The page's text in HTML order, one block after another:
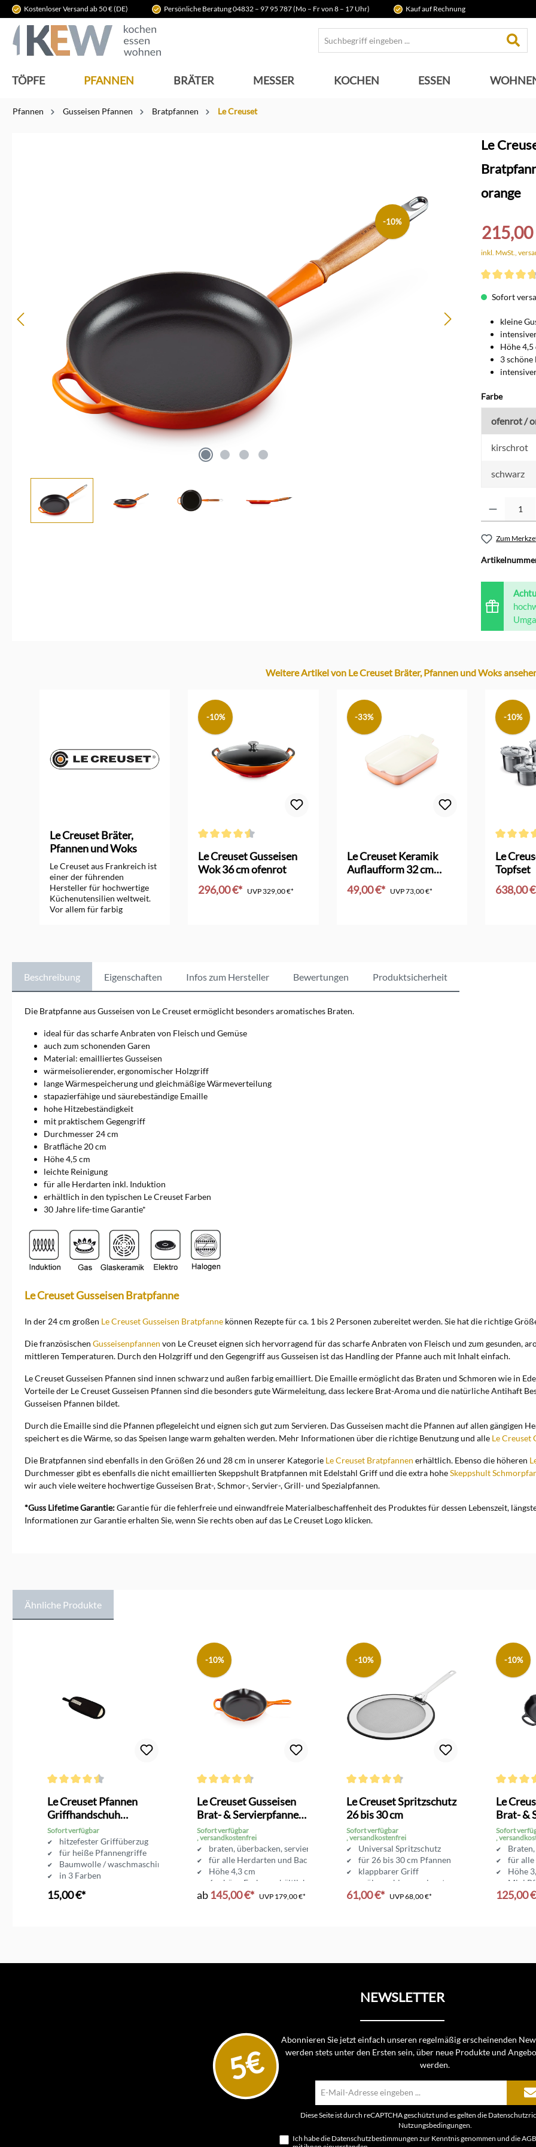
Zur Hauptnavigation springen
Kostenloser Versand ab 50 € (DE) Persönliche Beratung 04832 – 97 95 787 (Mo – Fr von 8 – 17 Uhr) Kauf auf Rechnung
TÖPFE PFANNEN BRÄTER MESSER KOCHEN ESSEN
Pfannen Gusseisen Pfannen Bratpfannen Le Creuset
-10%
Le
orange
inkl. MwSt.,
Sofort
kleine
Höhe 4,5
3
Farbe
ofenrot /
kirschrot
schwarz
Zum
Weitere Artikel von Le Creuset Bräter, Pfannen und Woks
Le Creuset Bräter,
Pfannen und Woks
Le Creuset aus Frankreich ist
einer der führenden
Hersteller für hochwertige
Küchenutensilien weltweit.
Vor allem für farbig
Jahrzehnten bekannt.
Zusätzlich bietet Le Creuset
sehr gute Töpfe aus Edelstahl
und Aluminium, Küchen-
Keramik und Kochutensilien
an. Sie alle erfüllen besonders
-10%
Le Creuset Gusseisen
Wok 36 cm ofenrot
296,00 €* UVP329,00 €*
-33%
Le Creuset Keramik
Auflaufform 32 cm
pêche
49,00 €* UVP73,00 €*
-10%
Le
Topfset
638,00
Beschreibung Eigenschaften Infos zum Hersteller Bewertungen Produktsicherheit
Die Bratpfanne aus Gusseisen von Le Creuset ermöglicht besonders aromatisches Braten.
ideal für das scharfe Anbraten von Fleisch und Gemüse
auch zum schonenden Garen
Material: emailliertes Gusseisen
wärmeisolierender, ergonomischer Holzgriff
lange Wärmespeicherung und gleichmäßige Wärmeverteilung
stapazierfähige und säurebeständige Emaille
hohe Hitzebeständigkeit
mit praktischem Gegengriff
Durchmesser 24 cm
Bratfläche 20 cm
Höhe 4,5 cm
leichte Reinigung
für alle Herdarten inkl. Induktion
erhältlich in den typischen Le Creuset Farben
30 Jahre life-time Garantie*
Le Creuset Gusseisen Bratpfanne
In der 24 cm großen Le Creuset Gusseisen Bratpfanne können Rezepte für ca. 1 bis 2 Personen zubereitet werden. Sie hat die richtige
Die französischen Gusseisenpfannen von Le Creuset eignen sich hervorragend für das scharfe Anbraten von Fleisch und zum gesunden,
mittleren Temperaturen. Durch den Holzgriff und den Gegengriff aus Gusseisen ist das Handling der Pfanne auch mit Inhalt einfach.
Le Creuset Gusseisen Pfannen sind innen schwarz und außen farbig emailliert. Die Emaille ermöglicht das Braten und Schmoren wie in
Vorteile der Le Creuset Gusseisen Pfannen sind die besonders gute Wärmeleitung, dass leckere Brat-Aroma und die natürliche Antihaft
Gusseisen Pfannen bildet.
Durch die Emaille sind die Pfannen pflegeleicht und eignen sich gut zum Servieren. Das Gusseisen macht die Pfannen auf allen gängigen
speichert es die Wärme, so das Speisen lange warm gehalten werden. Mehr Informationen über die richtige Benutzung und alle Le Creuset
Die Bratpfannen sind ebenfalls in den Größen 26 und 28 cm in unserer Kategorie Le Creuset Bratpfannen erhältlich. Ebenso die höheren
Durchmesser gibt es ebenfalls die nicht emaillierten Skeppshult Bratpfannen mit Edelstahl Griff und die extra hoheSkeppshult
wir auch viele weitere hochwertige Gusseisen Brat-, Schmor-, Servier-, Grill- und Spezialpfannen.
*Guss Lifetime Garantie:Garantie für die fehlerfreie und einwandfreie Materialbeschaffenheit des Produktes für dessen Lebenszeit,
Informationen zur Garantie erhalten Sie, wenn Sie rechts oben auf das Le Creuset Logo klicken.
Ähnliche Produkte
Le Creuset Pfannen
Griffhandschuh
schwarz
Sofort verfügbar
hitzefester Griffüberzug
für heiße Pfannengriffe
Baumwolle / waschmaschinenfest
in 3 Farben
15,00 €*
-10%
Le Creuset Gusseisen
Brat- & Servierpfanne
23 cm
Sofort verfügbar
, versandkostenfrei
braten, überbacken, servieren
für alle Herdarten und Backofen
Höhe 4,3 cm
6 schöne Farben erhältlich
ab 145,00 €* UVP 179,00 €*
-10%
Le Creuset Spritzschutz
26 bis 30 cm
Sofort verfügbar
, versandkostenfrei
Universal Spritzschutz
für 26 bis 30 cm Pfannen
klappbarer Griff
spülmaschinengeeignet
hochwertige Materialien
61,00 €* UVP68,00 €*
-10%
Le
Brat- &
16 cm
Sofort
,
Braten,
für alle
Höhe
Mini
125,00
NEWSLETTER
5€
Abonnieren Sie jetzt einfach unseren regelmäßig erscheinenden
werden stets unter den Ersten sein, über neue Produkte und
werden.
Mail-
Adresse*
Diese Seite ist durch reCAPTCHA geschützt und es gelten die
Nutzungsbedingungen
Ich habe die Datenschutzbestimmungen zur Kenntnis genommen und dieAGB